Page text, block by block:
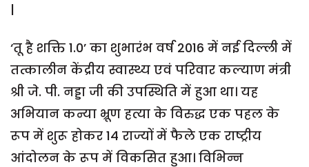
|
‘तू है शक्ति 1.0’ का शुभारंभ वर्ष 2016 में नई दिल्ली में
तत्कालीन केंद्रीय स्वास्थ्य एवं परिवार कल्याण मंत्री
श्री जे. पी. नड्डा जी की उपस्थिति में हुआ था। यह
अभियान कन्या भ्रूण हत्या के विरुद्ध एक पहल के
रूप में शुरू होकर 14 राज्यों में फैले एक राष्ट्रीय
आंदोलन के रूप में विकसित हुआ। विभिन्न